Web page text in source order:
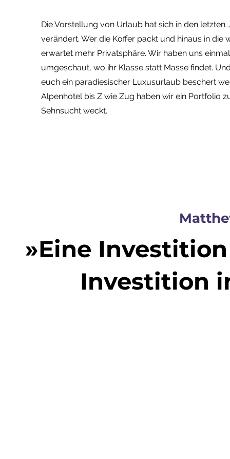
Die Vorstellung von Urlaub hat sich in den letzten
verändert. Wer die Koffer packt und hinaus in die
erwartet mehr Privatsphäre. Wir haben uns
umgeschaut, wo ihr Klasse statt Masse findet.
euch ein paradiesischer Luxusurlaub beschert
Alpenhotel bis Z wie Zug haben wir ein Portfolio
Sehnsucht weckt.
»Eine
Investition